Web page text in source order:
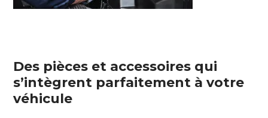
Des pièces et accessoires qui
s’intègrent parfaitement à votre
véhicule